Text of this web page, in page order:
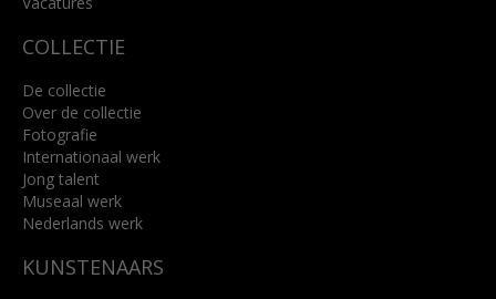
COLLECTIE
De collectie
Over de collectie
Fotografie
Internationaal werk
Jong talent
Museaal werk
Nederlands werk
KUNSTENAARS